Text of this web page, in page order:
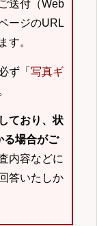
送付（Web
ージのURL
す。
ず「 写真ギ
ており、状
る場合がご
内容などに
答いたしか